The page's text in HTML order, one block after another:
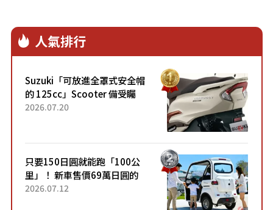
人氣排行
Suzuki「可放進全罩式安全帽
的 125cc」Scooter 備受矚
目！採用全新流線設計與各項
2026.07.20
只要150日圓就能跑「100公
里」！ 新車售價69萬日圓的
「3人座」Trike大受歡迎！ 順
2026.07.12